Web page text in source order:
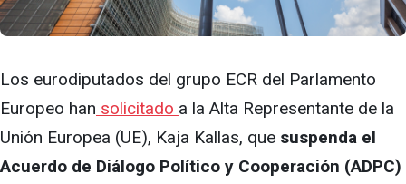
Los eurodiputados del grupo ECR del Parlamento
Europeo han solicitado a la Alta Representante de la
Unión Europea (UE), Kaja Kallas, que suspenda el
Acuerdo de Diálogo Político y Cooperación (ADPC)